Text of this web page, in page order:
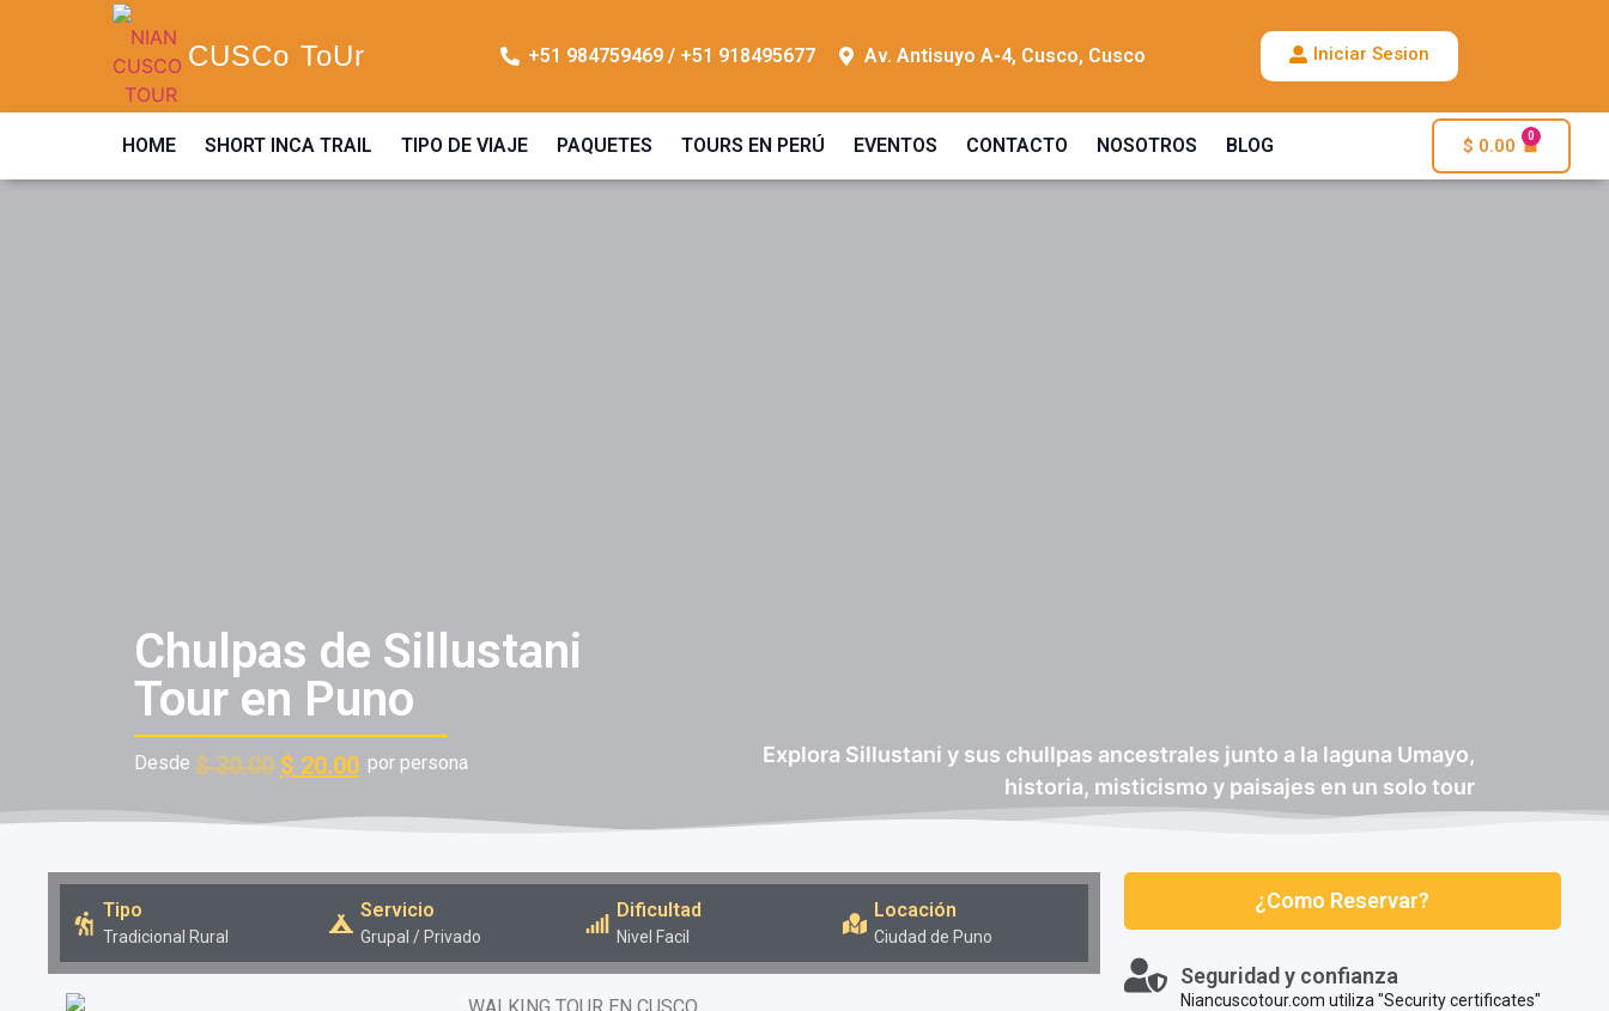
CUSCo ToUr +51 984759469 / +51 918495677 Av. Antisuyo A-4, Cusco, Cusco Iniciar Sesion
HOME SHORT INCA TRAIL TIPO DE VIAJE PAQUETES TOURS EN PERÚ EVENTOS CONTACTO NOSOTROS BLOG $ 0.00 0
Chulpas de Sillustani
Tour en Puno
Desde $30.00 $ 20.00 por persona
Explora Sillustani y sus chullpas ancestrales junto a la laguna Umayo,
historia, misticismo y paisajes en un solo tour
Tipo
Tradicional Rural
Servicio
Grupal / Privado
Dificultad
Nivel Facil
Locación
Ciudad de Puno
¿Como Reservar?
Seguridad y confianza
Niancuscotour.com utiliza "Security certificates"